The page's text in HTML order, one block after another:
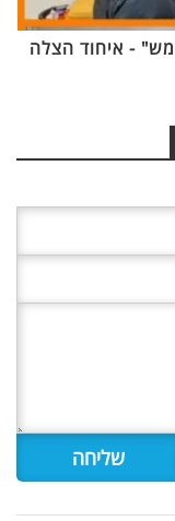
- איחוד הצלה